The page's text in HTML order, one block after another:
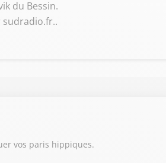
du Bessin.
sudradio.fr..
vos paris hippiques.